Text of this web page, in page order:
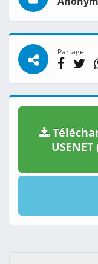
Partage